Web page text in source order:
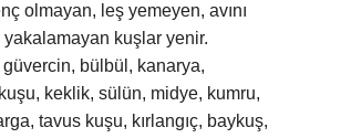
olmayan, leş yemeyen, avını
kuşlar yenir.
bülbül, kanarya,
keklik, sülün, midye, kumru,
tavus kuşu, kırlangıç, baykuş,